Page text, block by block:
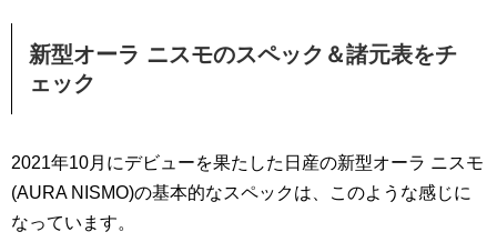
新型オーラ ニスモのスペック＆諸元表をチ
ェック
2021年10月にデビューを果たした日産の新型オーラ ニスモ
(AURA NISMO)の基本的なスペックは、このような感じに
なっています。